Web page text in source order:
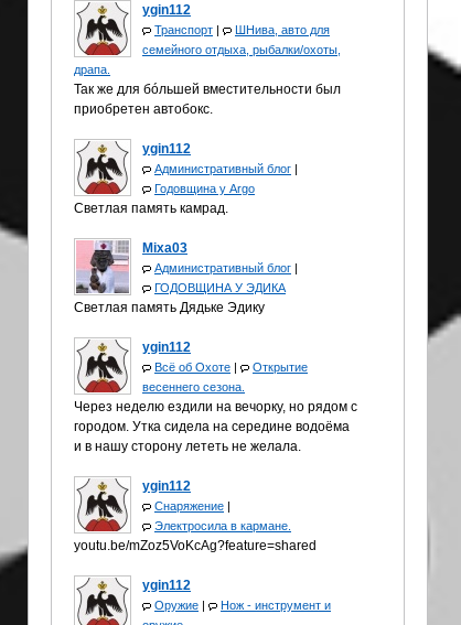
ygin112
Транспорт |
ШНива, авто для
семейного отдыха, рыбалки/охоты,
драпа.
Так же для бóльшей вместительности был
приобретен автобокс.
ygin112
Административный блог |
Годовщина у Аrgo
Светлая память камрад.
Mixa03
Административный блог |
ГОДОВЩИНА У ЭДИКА
Светлая память Дядьке Эдику
ygin112
Всё об Охоте |
Открытие
весеннего сезона.
Через неделю ездили на вечорку, но рядом с
городом. Утка сидела на середине водоёма
и в нашу сторону лететь не желала.
ygin112
Снаряжение |
Электросила в кармане.
youtu.be/mZoz5VoKcAg?feature=shared
ygin112
Оружие |
Нож - инструмент и